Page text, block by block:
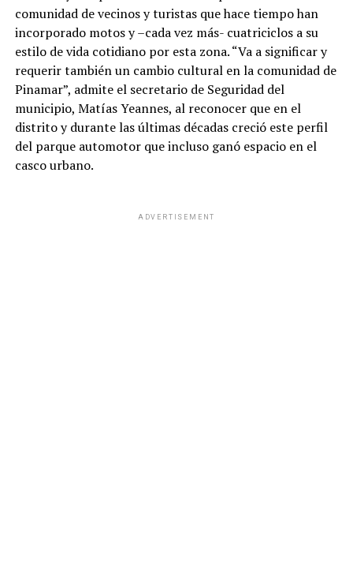
comunidad de vecinos y turistas que hace tiempo han
incorporado motos y –cada vez más- cuatriciclos a su
estilo de vida cotidiano por esta zona. “Va a significar y
requerir también un cambio cultural en la comunidad de
Pinamar”, admite el secretario de Seguridad del
municipio, Matías Yeannes, al reconocer que en el
distrito y durante las últimas décadas creció este perfil
del parque automotor que incluso ganó espacio en el
casco urbano.
ADVERTISEMENT